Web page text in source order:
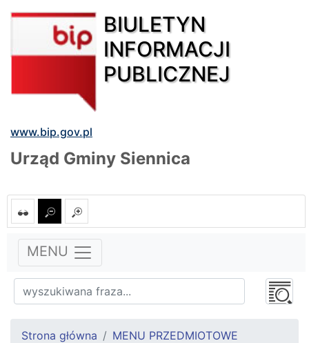
BIULETYN
INFORMACJI
PUBLICZNEJ
www.bip.gov.pl
Urząd Gminy Siennica
MENU
Strona główna
MENU PRZEDMIOTOWE